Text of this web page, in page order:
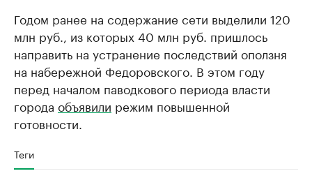
Годом ранее на содержание сети выделили 120
млн руб., из которых 40 млн руб. пришлось
направить на устранение последствий оползня
на набережной Федоровского. В этом году
перед началом паводкового периода власти
города объявили режим повышенной
готовности.
Теги